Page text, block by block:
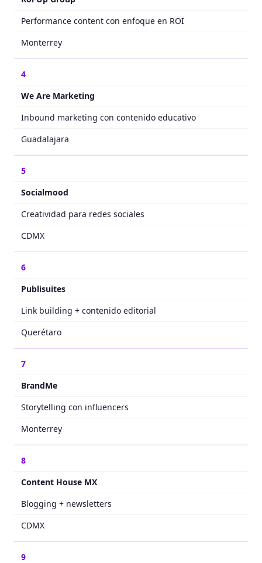
Performance content con enfoque en ROI
Monterrey
4
We Are Marketing
Inbound marketing con contenido educativo
Guadalajara
5
Socialmood
Creatividad para redes sociales
CDMX
6
Publisuites
Link building + contenido editorial
Querétaro
7
BrandMe
Storytelling con influencers
Monterrey
8
Content House MX
Blogging + newsletters
CDMX
9